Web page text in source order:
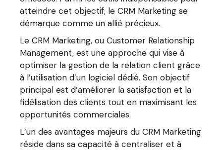
atteindre cet objectif, le CRM Marketing se
démarque comme un allié précieux.
Le CRM Marketing, ou Customer Relationship
Management, est une approche qui vise à
optimiser la gestion de la relation client grâce
à l’utilisation d’un logiciel dédié. Son objectif
principal est d’améliorer la satisfaction et la
fidélisation des clients tout en maximisant les
opportunités commerciales.
L’un des avantages majeurs du CRM Marketing
réside dans sa capacité à centraliser et à